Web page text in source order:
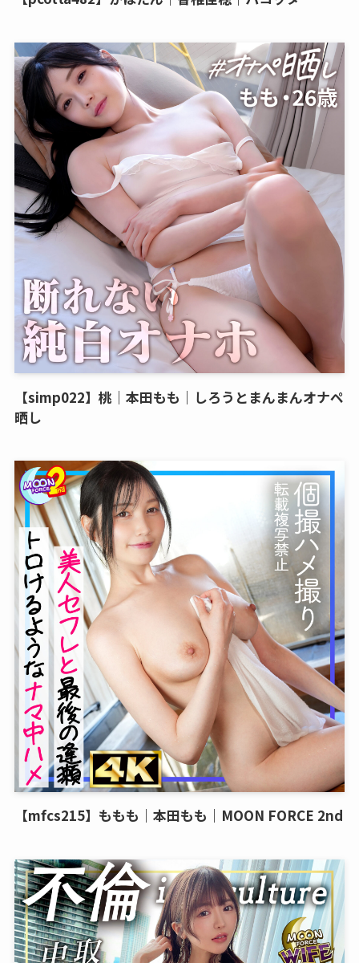
【simp022】桃｜本田もも｜しろうとまんまんオナペ
晒し
【mfcs215】ももも｜本田もも｜MOON FORCE 2nd